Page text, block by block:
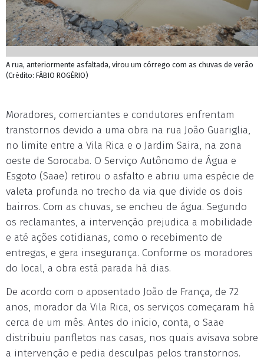
A rua, anteriormente asfaltada, virou um córrego com as chuvas de verão
(Crédito: FÁBIO ROGÉRIO)
Moradores, comerciantes e condutores enfrentam
transtornos devido a uma obra na rua João Guariglia,
no limite entre a Vila Rica e o Jardim Saira, na zona
oeste de Sorocaba. O Serviço Autônomo de Água e
Esgoto (Saae) retirou o asfalto e abriu uma espécie de
valeta profunda no trecho da via que divide os dois
bairros. Com as chuvas, se encheu de água. Segundo
os reclamantes, a intervenção prejudica a mobilidade
e até ações cotidianas, como o recebimento de
entregas, e gera insegurança. Conforme os moradores
do local, a obra está parada há dias.
De acordo com o aposentado João de França, de 72
anos, morador da Vila Rica, os serviços começaram há
cerca de um mês. Antes do início, conta, o Saae
distribuiu panfletos nas casas, nos quais avisava sobre
a intervenção e pedia desculpas pelos transtornos.